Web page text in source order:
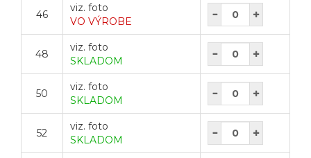
46
viz. foto
VO VÝROBE
48
viz. foto
SKLADOM
50
viz. foto
SKLADOM
52
viz. foto
SKLADOM